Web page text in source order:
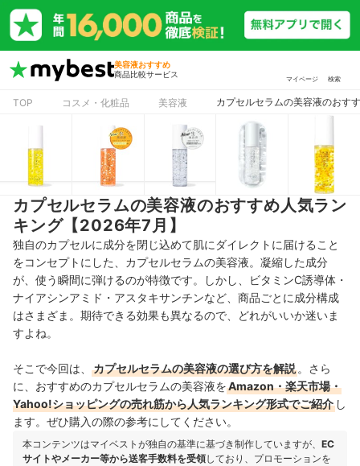
美容液おすすめ
商品比較サービス
マイページ 検索
TOP コスメ・化粧品 美容液 カプセルセラムの美容液のおす
カプセルセラムの美容液のおすすめ人気ラン
キング【2026年7月】
独自のカプセルに成分を閉じ込めて肌にダイレクトに届けること
をコンセプトにした、カプセルセラムの美容液。凝縮した成分
が、使う瞬間に弾けるのが特徴です。しかし、ビタミンC誘導体・
ナイアシンアミド・アスタキサンチンなど、商品ごとに成分構成
はさまざま。期待できる効果も異なるので、どれがいいか迷いま
すよね。
そこで今回は、 カプセルセラムの美容液の選び方を解説 。さら
に、おすすめのカプセルセラムの美容液をAmazon・楽天市場・
Yahoo!ショッピングの売れ筋から人気ランキング形式でご紹介 し
ます。ぜひ購入の際の参考にしてください。
本コンテンツはマイベストが独自の基準に基づき制作していますが、 EC
サイトやメーカー等から送客手数料を受領しており、プロモーションを